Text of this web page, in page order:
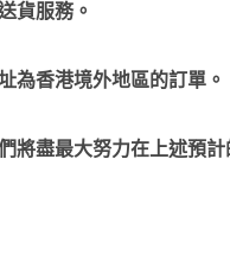
貨服務。
為香港境外地區的訂單。
將盡最大努力在上述預